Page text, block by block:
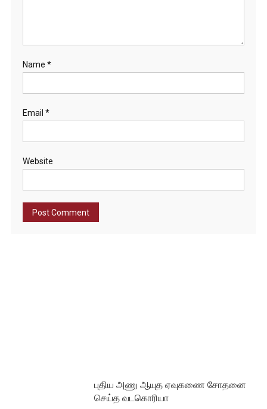
Name *
Email *
Website
புதிய அணு ஆயுத ஏவுகணை சோதனை
செய்த வடகொரியா